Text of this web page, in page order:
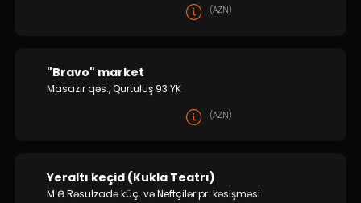
(AZN)
"Bravo" market
Masazır qəs., Qurtuluş 93 YK
(AZN)
Yeraltı keçid (Kukla Teatrı)
M.Ə.Rəsulzadə küç. və Neftçilər pr. kəsişməsi